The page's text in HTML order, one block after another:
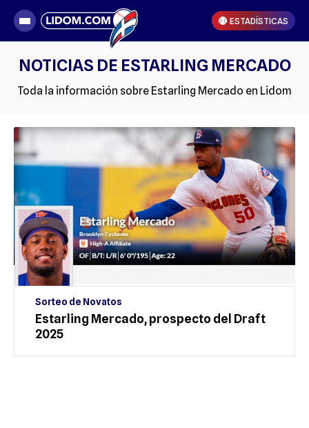
ESTADÍSTICAS
NOTICIAS DE ESTARLING MERCADO
Toda la información sobre Estarling Mercado en Lidom
Sorteo de Novatos
Estarling Mercado, prospecto del Draft
2025